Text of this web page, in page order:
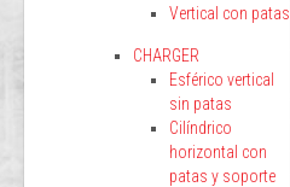
Vertical con patas
CHARGER
Esférico vertical
sin patas
Cilíndrico
horizontal con
patas y soporte